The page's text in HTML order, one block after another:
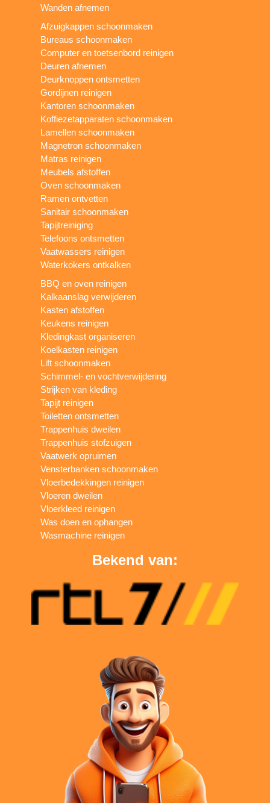
Wanden afnemen
Afzuigkappen schoonmaken
Bureaus schoonmaken
Computer en toetsenbord reinigen
Deuren afnemen
Deurknoppen ontsmetten
Gordijnen reinigen
Kantoren schoonmaken
Koffiezetapparaten schoonmaken
Lamellen schoonmaken
Magnetron schoonmaken
Matras reinigen
Meubels afstoffen
Oven schoonmaken
Ramen ontvetten
Sanitair schoonmaken
Tapijtreiniging
Telefoons ontsmetten
Vaatwassers reinigen
Waterkokers ontkalken
BBQ en oven reinigen
Kalkaanslag verwijderen
Kasten afstoffen
Keukens reinigen
Kledingkast organiseren
Koelkasten reinigen
Lift schoonmaken
Schimmel- en vochtverwijdering
Strijken van kleding
Tapijt reinigen
Toiletten ontsmetten
Trappenhuis dweilen
Trappenhuis stofzuigen
Vaatwerk opruimen
Vensterbanken schoonmaken
Vloerbedekkingen reinigen
Vloeren dweilen
Vloerkleed reinigen
Was doen en ophangen
Wasmachine reinigen
Bekend van: